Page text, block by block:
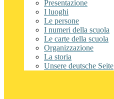
Presentazione
I luoghi
Le persone
I numeri della scuola
Le carte della scuola
Organizzazione
La storia
Unsere deutsche Seite